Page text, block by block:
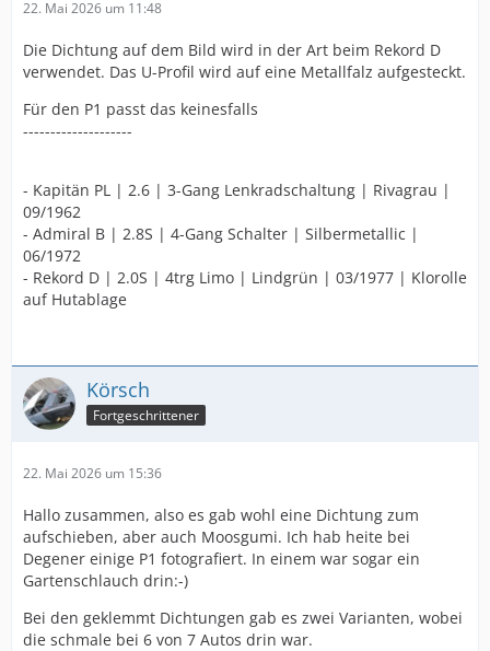
22. Mai 2026 um 11:48
Die Dichtung auf dem Bild wird in der Art beim Rekord D
verwendet. Das U-Profil wird auf eine Metallfalz aufgesteckt.
Für den P1 passt das keinesfalls
--------------------
- Kapitän PL | 2.6 | 3-Gang Lenkradschaltung | Rivagrau |
09/1962
- Admiral B | 2.8S | 4-Gang Schalter | Silbermetallic |
06/1972
- Rekord D | 2.0S | 4trg Limo | Lindgrün | 03/1977 | Klorolle
auf Hutablage
Körsch
Fortgeschrittener
22. Mai 2026 um 15:36
Hallo zusammen, also es gab wohl eine Dichtung zum
aufschieben, aber auch Moosgumi. Ich hab heite bei
Degener einige P1 fotografiert. In einem war sogar ein
Gartenschlauch drin:-)
Bei den geklemmt Dichtungen gab es zwei Varianten, wobei
die schmale bei 6 von 7 Autos drin war.